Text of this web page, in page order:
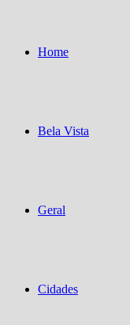
Home
Bela Vista
Geral
Cidades